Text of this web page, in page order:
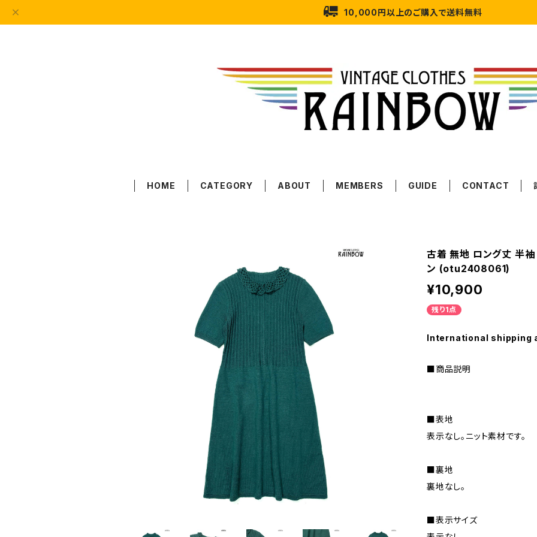
10,000円以上のご購入で送料無料
HOME CATEGORY ABOUT MEMBERS GUIDE CONTACT
古着 無地 ロング丈 半袖
ン (otu2408061)
¥10,900
残り1点
International shipping
■商品説明
■表地
表示なし。ニット素材です。
■裏地
裏地なし。
■表示サイズ